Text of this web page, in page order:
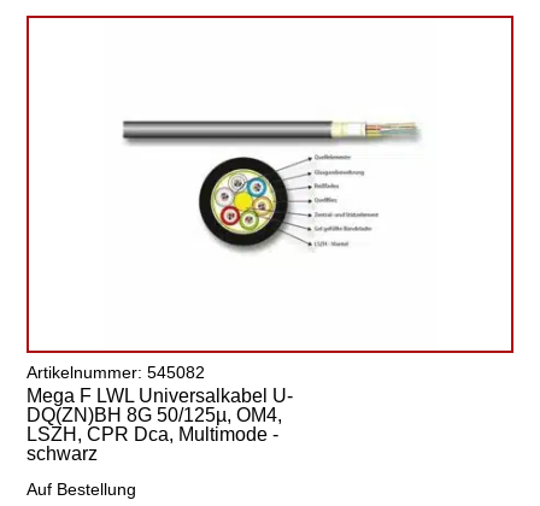
Artikelnummer: 545082
Mega F LWL Universalkabel U-
DQ(ZN)BH 8G 50/125µ, OM4,
LSZH, CPR Dca, Multimode -
schwarz
Auf Bestellung